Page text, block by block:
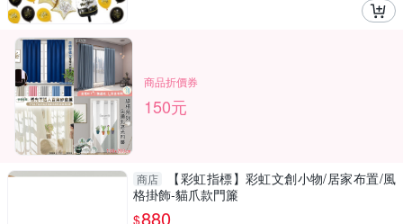
商品折價券
150元
商店
【彩虹指標】彩虹文創小物/居家布置/風
格掛飾-貓爪款門簾
$880